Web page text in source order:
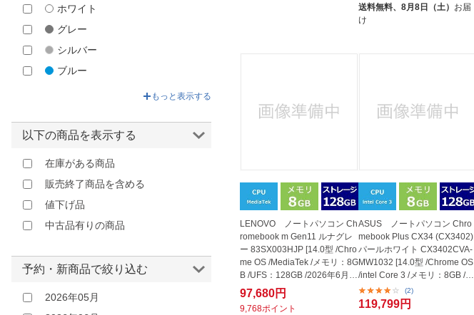
送料無料、8月8日（土） お届
け
LENOVO ノートパソコン Ch
romebook m Gen11 ルナグレ
ー 83SX003HJP [14.0型 /Chro
me OS /MediaTek /メモリ：8G
B /UFS：128GB /2026年6月モ
デル]
97,680円
9,768ポイント
ASUS ノートパソコン Chro
mebook Plus CX34 (CX3402)
パールホワイト CX3402CVA-
MW1032 [14.0型 /Chrome OS
/intel Core 3 /メモリ：8GB /UF
S：128...
(2)
119,799円
IPEVO｜アイピーボ
Kensington｜ケンジントン
LENOVO｜レノボジャパン
Lention｜レンション
Logicool｜ロジクール
PGA｜ピージーエー
PRINCETON｜プリンストン
Royal Monster｜ロイヤルモンス
Satechi｜サテチ
ホワイト
グレー
シルバー
ブルー
イエロー
パープル
クリア
その他
もっと表示する
以下の商品を表示する
在庫がある商品
販売終了商品を含める
値下げ品
中古品有りの商品
予約・新商品で絞り込む
2026年05月